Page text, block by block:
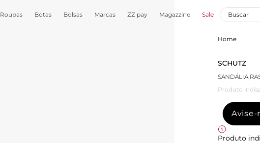
Roupas Botas Bolsas Marcas ZZ pay Magazzine Sale
Home
SCHUTZ
SANDÁLIA
Produto
Avise-
Produto